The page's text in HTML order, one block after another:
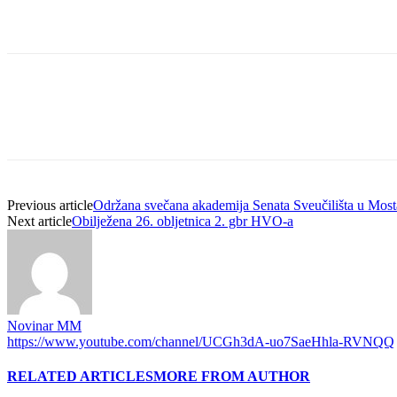
Previous articleOdržana svečana akademija Senata Sveučilišta u
Next articleObilježena 26. obljetnica 2. gbr HVO-a
Novinar MM
https://www.youtube.com/channel/UCGh3dA-uo7SaeHhla-RVNQQ
RELATED ARTICLESMORE FROM AUTHOR